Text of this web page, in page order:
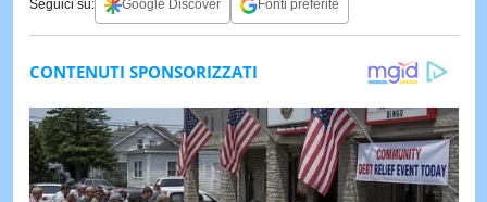
Seguici su: Google Discover Fonti preferite